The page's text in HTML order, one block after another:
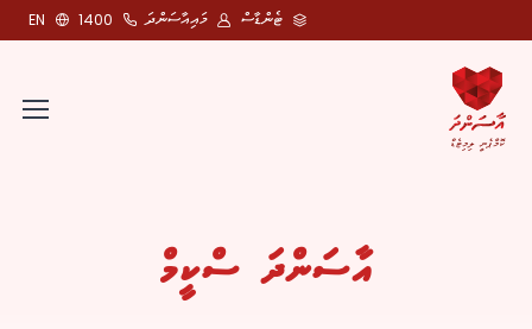
ޓެންޑާސް މައިއާސަންދަ 1400
EN
އާސަންދަ ސްކީމް